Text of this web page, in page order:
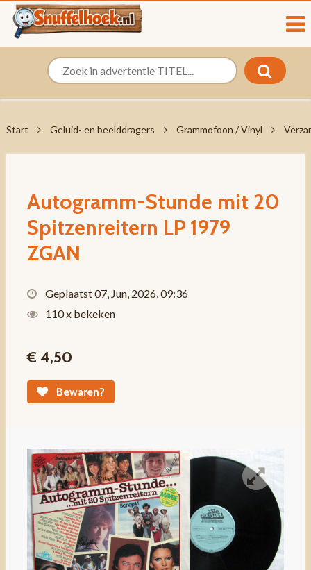
Start Geluid- en beelddragers Grammofoon / Vinyl
Autogramm-Stunde mit 20
Spitzenreitern LP 1979
ZGAN
Geplaatst 07, Jun, 2026, 09:36
110 x bekeken
€ 4,50
Bewaren?